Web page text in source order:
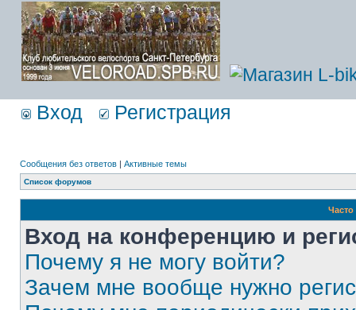
Вход Регистрация
Сообщения без ответов | Активные темы
Список форумов
Вход на конференцию и
Почему я не могу войти?
Зачем мне вообще нужно